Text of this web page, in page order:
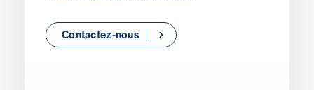
Contactez-nous